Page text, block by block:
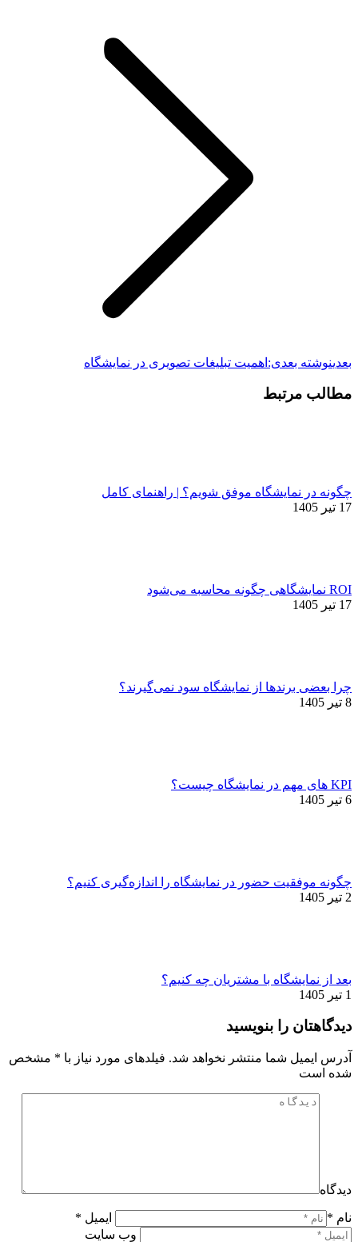
بعدینوشته بعدی: اهمیت تبلیغات تصویری در نمایشگاه
مطالب مرتبط
چگونه در نمایشگاه موفق شویم؟ | راهنمای کامل
17 تیر 1405
ROI نمایشگاهی چگونه محاسبه می‌شود
17 تیر 1405
چرا بعضی برندها از نمایشگاه سود نمی‌گیرند؟
8 تیر 1405
KPI های مهم در نمایشگاه چیست؟
6 تیر 1405
چگونه موفقیت حضور در نمایشگاه را اندازه‌گیری کنیم؟
2 تیر 1405
بعد از نمایشگاه با مشتریان چه کنیم؟
1 تیر 1405
دیدگاهتان را بنویسید
آدرس ایمیل شما منتشر نخواهد شد. فیلدهای مورد نیاز با * مشخص
شده است
دیدگاه
نام *
ایمیل *
وب سایت